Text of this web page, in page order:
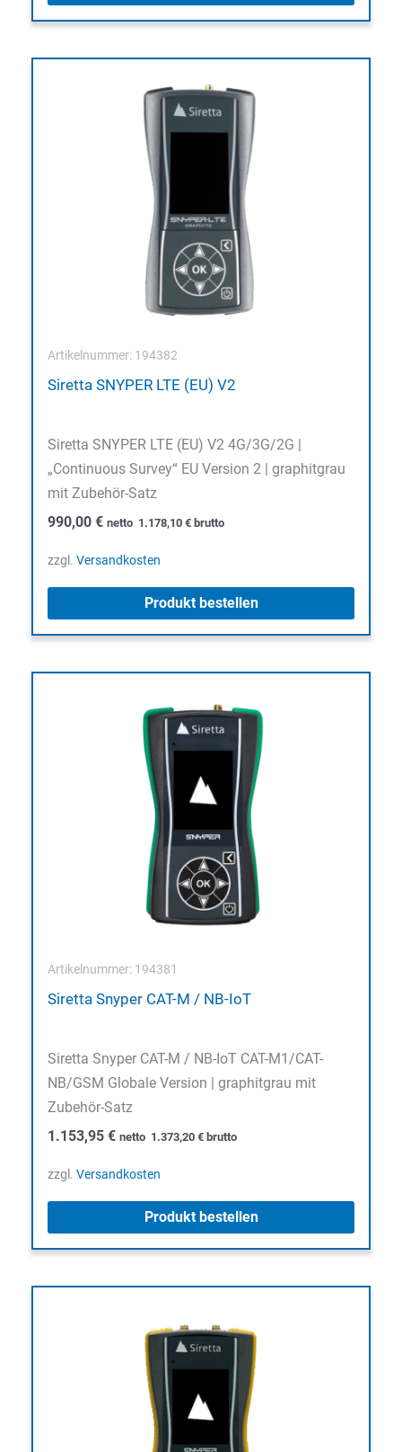
Artikelnummer: 194382
Siretta SNYPER LTE (EU) V2
Siretta SNYPER LTE (EU) V2 4G/3G/2G |
„Continuous Survey“ EU Version 2 | graphitgrau
mit Zubehör-Satz
990,00 € netto 1.178,10 € brutto
zzgl. Versandkosten
Produkt bestellen
Artikelnummer: 194381
Siretta Snyper CAT-M / NB-IoT
Siretta Snyper CAT-M / NB-IoT CAT-M1/CAT-
NB/GSM Globale Version | graphitgrau mit
Zubehör-Satz
1.153,95 € netto 1.373,20 € brutto
zzgl. Versandkosten
Produkt bestellen